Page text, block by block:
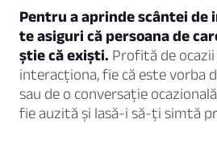
Pentru a aprinde scântei de
te asiguri că persoana de
știe că exiști. Profită de
interacționa, fie că este vorba
sau de o conversație
fie auzită și lasă-i să-ți simtă